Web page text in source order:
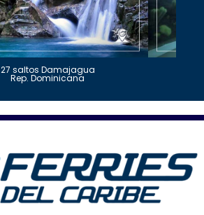
27 saltos Damajagua
Rep. Dominicana